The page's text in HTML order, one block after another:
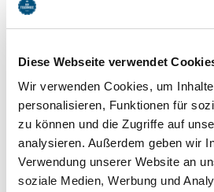
Diese Webseite verwendet
Wir verwenden Cookies, um
personalisieren, Funktionen für
zu können und die Zugriffe auf
analysieren. Außerdem geben wir
Verwendung unserer Website an
soziale Medien, Werbung und